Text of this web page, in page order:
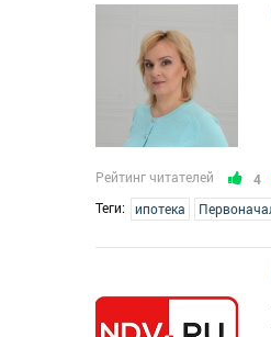
Рейтинг читателей 4
Теги:
ипотека